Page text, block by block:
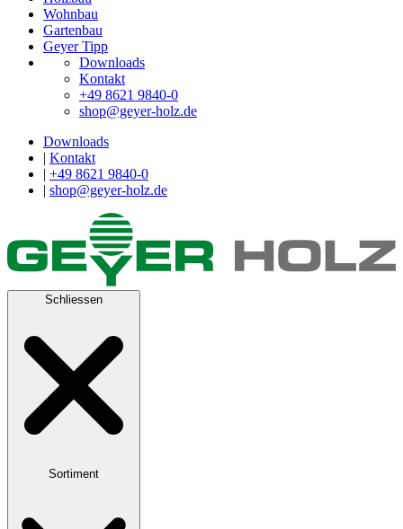
Wohnbau
Gartenbau
Geyer Tipp
Downloads
Kontakt
+49 8621 9840-0
shop@geyer-holz.de
Downloads
| Kontakt
| +49 8621 9840-0
| shop@geyer-holz.de
Schliessen
Sortiment